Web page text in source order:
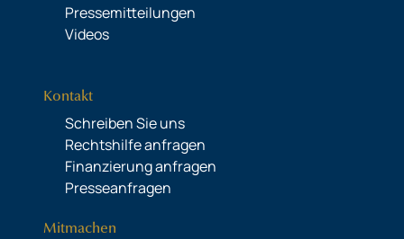
Pressemitteilungen
Videos
Kontakt
Schreiben Sie uns
Rechtshilfe anfragen
Finanzierung anfragen
Presseanfragen
Mitmachen